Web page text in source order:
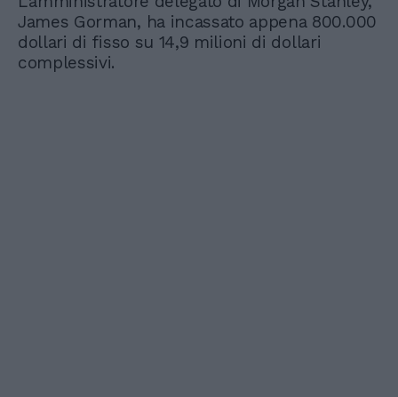
James Gorman, ha incassato appena 800.000
dollari di fisso su 14,9 milioni di dollari
complessivi.